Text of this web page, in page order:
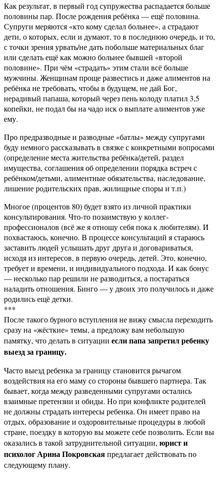
Как результат, в первый год супружества распадается больше
половины пар. После рождения ребёнка — ещё половина.
Супруги меряются «кто кому сделал больнее», а страдают
дети, о которых, если и думают, то в последнюю очередь, и то,
с точки зрения урвать/не дать побольше материальных благ
или сделать ещё как можно больнее бывшей «второй
половине». При чём «страдать» этим стали всё больше
мужчины. Женщинам проще развестись и даже алиментов на
ребёнка не требовать, чтобы в будущем, не дай Бог,
нерадивый папаша, который через пень колоду платил 3,5
копейки, не подал бы на чадо иск о выплате алиментов уже
ему.
Про предразводные и разводные «батлы» между супругами
буду немного рассказывать в связке с конкретными вопросами
(определение места жительства ребёнка/детей, раздел
имущества, соглашения об определении порядка встреч с
ребёнком/детьми, алиментные обязательства, наследование,
лишение родительских прав, жилищные споры и т.п.)
Многое (процентов 80) будет взято из личной практики
консультирования. Что-то позаимствую у коллег-
профессионалов (всё же я отношу себя пока к любителям). И
похвастаюсь, конечно. В процессе консультаций я стараюсь
заставить людей услышать друг друга и договариваться,
исходя из интересов, в первую очередь, детей. Это, конечно,
требует и времени, и индивидуального подхода. И как бонус
— несколько пар решили не разводиться, а постараться
наладить отношения. Бинго — у двоих это получилось и даже
родились ещё детки.
***
После такого бурного вступления не вижу смысла переходить
сразу на «жёсткие» темы, а предложу вам небольшую
памятку, что делать в ситуации если папа запретил ребенку
выезд за границу.
Часто выезд ребенка за границу становится рычагом
воздействия на его маму со стороны бывшего партнера. Так
бывает, когда между разведенными супругами остались
взаимные претензии и обиды. Но при конфликте родителей
не должны страдать интересы ребенка. Он имеет право на
отдых, образование и оздоровительные процедуры в любой
стране, поездку в которую вы можете себе позволить. Если вы
оказались в такой затруднительной ситуации, юрист и
психолог Арина Покровскаяпредлагает действовать по
следующему плану.